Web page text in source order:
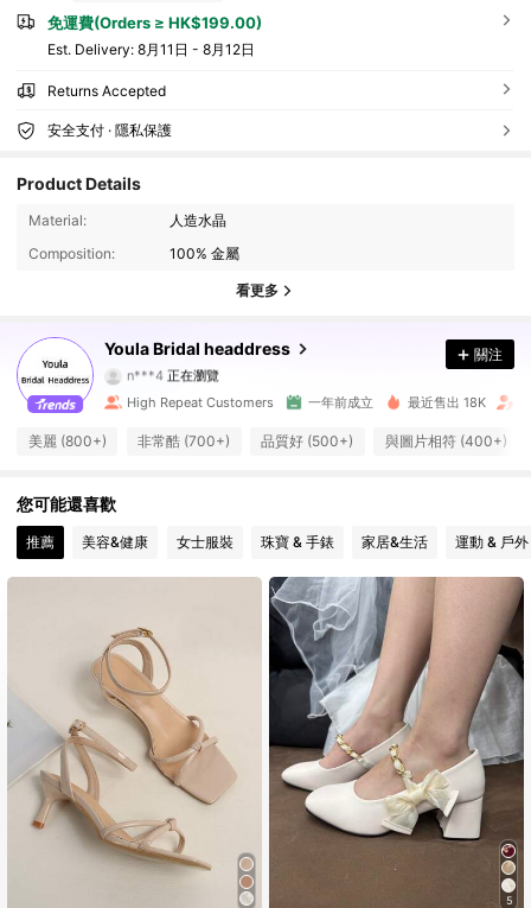
免運費(Orders ≥ HK$199.00)
​Est. Delivery: 8月11日 - 8月12日
Returns Accepted
安全支付 · 隱私保護
Product Details
Material:
人造水晶
Composition:
100% 金屬
看更多
Youla Bridal headdress
3.9K 追蹤者
3.9K 追蹤者
4.90
n***4 正在瀏覽
4.90
4.90 3.9K 追蹤者
4.90 3.9K 追蹤者
4.90 3.9K 追蹤者
3.9K 追蹤者
關注
High Repeat Customers 一年前成立 最近售出 18K
美麗 (800+) 非常酷 (700+) 品質好 (500+) 與圖片相符 (400+)
您可能還喜歡
推薦 美容&健康 女士服裝 珠寶 & 手錶 家居&生活 運動 & 戶外
5